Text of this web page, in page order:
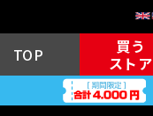
TOP
買う
ストア